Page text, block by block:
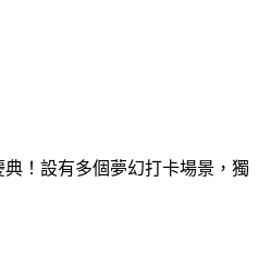
！設有多個夢幻打卡場景，獨